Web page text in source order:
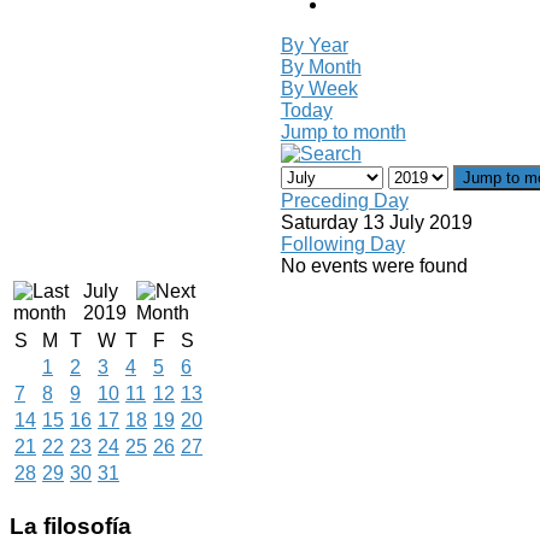
By Year
By Month
By Week
Today
Jump to month
Jump to
Preceding Day
Saturday 13 July 2019
Following Day
No events were found
July
2019
S
M T W T F
S
1
2 3 4 5
6
7
8 9 10 11 12 13
14 15 16 17 18 19 20
21 22 23 24 25 26 27
28 29 30 31
La filosofía